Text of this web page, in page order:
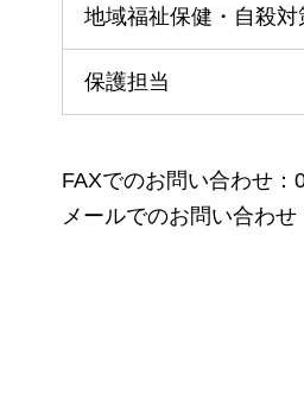
地域福祉保健・自殺対
保護担当
FAXでのお問い合わせ：
メールでのお問い合わせ